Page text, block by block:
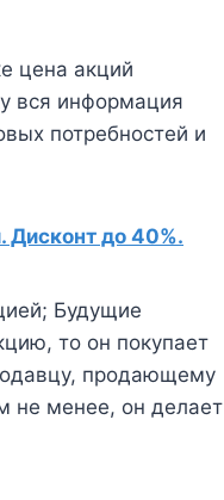
цена акций
вся информация
потребностей и
Дисконт до 40%.
Будущие
то он покупает
продающему
не менее, он делает